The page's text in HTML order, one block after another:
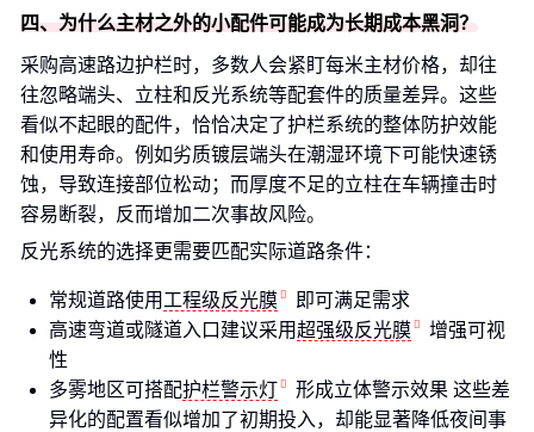
四、为什么主材之外的小配件可能成为长期成本黑洞？
采购高速路边护栏时，多数人会紧盯每米主材价格，却往
往忽略端头、立柱和反光系统等配套件的质量差异。这些
看似不起眼的配件，恰恰决定了护栏系统的整体防护效能
和使用寿命。例如劣质镀层端头在潮湿环境下可能快速锈
蚀，导致连接部位松动；而厚度不足的立柱在车辆撞击时
容易断裂，反而增加二次事故风险。
反光系统的选择更需要匹配实际道路条件：
常规道路使用 工程级反光膜
即可满足需求
高速弯道或隧道入口建议采用超强级反光膜
增强可视
性
多雾地区可搭配护栏警示灯
形成立体警示效果 这些差
异化的配置看似增加了初期投入，却能显著降低夜间事